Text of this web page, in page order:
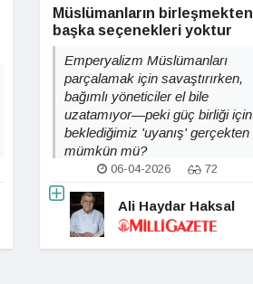
Müslümanların birleşmekten
başka seçenekleri yoktur
Emperyalizm Müslümanları
parçalamak için savaştırırken,
bağımlı yöneticiler el bile
uzatamıyor—peki güç birliği için
beklediğimiz 'uyanış' gerçekten
mümkün mü?
06-04-2026 72
Ali Haydar Haksal